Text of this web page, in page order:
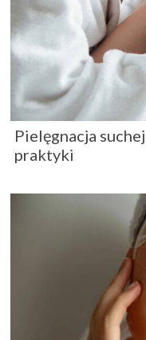
Pielęgnacja
praktyki